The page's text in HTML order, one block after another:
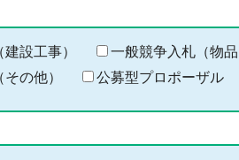
る
キ
ー
ー
設工事） 一般競争入札（物品
の他）
公募型プロポーザル